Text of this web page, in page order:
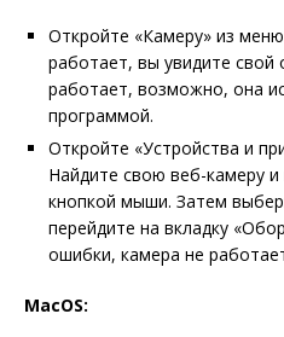
Откройте «Камеру» из
работает, вы увидите свой
работает, возможно, она
программой.
Откройте «Устройства и
Найдите свою веб-камеру
кнопкой мыши. Затем
перейдите на вкладку
ошибки, камера не
MacOS: